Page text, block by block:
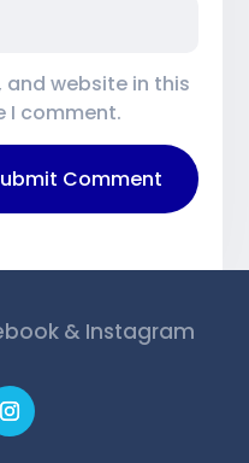
and website in this
I comment.
Comment
& Instagram